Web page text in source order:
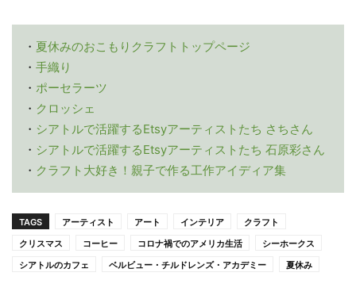
・ 夏休みのおこもりクラフトトップページ
・ 手織り
・ ポーセラーツ
・ クロッシェ
・ シアトルで活躍するEtsyアーティストたち さちさん
・ シアトルで活躍するEtsyアーティストたち 石原彩さん
・ クラフト大好き！親子で作る工作アイディア集
TAGS アーティスト アート インテリア
クラフト
クリスマス
コーヒー コロナ禍でのアメリカ生活
シーホークス
シアトルのカフェ
ベルビュー・チルドレンズ・アカデミー 夏休み